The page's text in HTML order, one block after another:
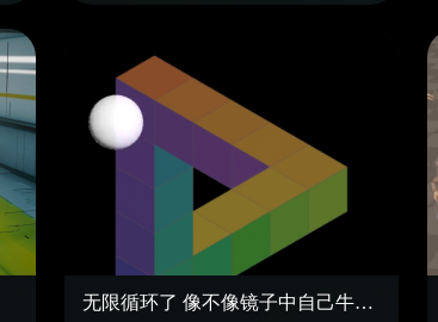
无限循环了 像不像镜子中自己牛马的一天天